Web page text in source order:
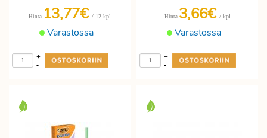
Varastossa
Hinta 13,77€ / 12 kpl
-
+
Varastossa
Hinta 3,66€ / kpl
-
+